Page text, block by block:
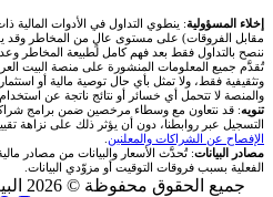
اكس تي بي XTB
انتراكتيف بروكرز IBKR
شركات تداول في الأردن
شركات تداول في العراق
شركات تداول في فلسطين
🇶🇦 بورصة قطر
🇯🇴 بورصة عمّان
🇧🇭 بورصة البحرين
📊 حاسبة قيمة النقطة
💰 حاسبة ربح الفوركس
📌 حاسبة النقاط المحورية
📏 حاسبة حجم المركز
✍️ اكتب تحليلك
🥇 سعر الذهب اليوم
🥇 أسعار الذهب والمعادن
💱 أسعار العملات والفوركس
💵 سعر الريال السعودي في
من نحن
تواصل معنا
فريق المؤلفين
مقالات تعليمية
إخلاء المسؤولية: ينطوي التداول في الأدوات المالية
مقابل الفروقات) على مستوى عالٍ من المخاطر وقد
ننصح بالتداول فقط بعد فهم كامل لطبيعة المخاطر
تُقدَّم جميع المعلومات المنشورة على منصة البيت
وتثقيفية فقط، ولا تمثل بأي حال توصية مالية أو
والمنصة لا تتحمل أي خسائر أو نتائج ناتجة عن استخدام
تنويه: قد نتعاون مع وسطاء مرخصين ضمن برامج
التسجيل عبر روابطنا، دون أن يؤثر ذلك على نزاهة
الإفصاح عن الشراكات والمعلنين
مصادر البيانات: تُحدَّث الأسعار والبيانات من مصادر
الفعلية بسبب فروقات التوقيت أو مزوّدي البيانات.
جميع الحقوق محفوظة © 2026 البيت العربي ·